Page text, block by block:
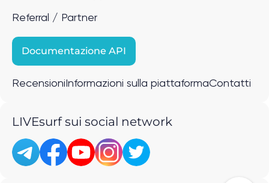
Referral / Partner
Documentazione API
Recensioni Informazioni sulla piattaformaContatti
LIVEsurf sui social network